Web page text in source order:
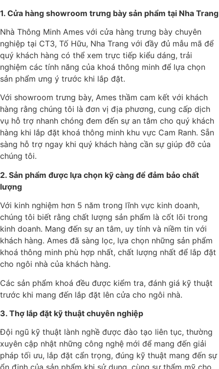
1. Cửa hàng showroom trưng bày sản phẩm tại Nha Trang
Nhà Thông Minh Ames với cửa hàng trưng bày chuyên
nghiệp tại CT3, Tố Hữu, Nha Trang với đầy đủ mẫu mã để
quý khách hàng có thể xem trực tiếp kiểu dáng, trải
nghiệm các tính năng của khoá thông minh để lựa chọn
sản phẩm ưng ý trước khi lắp đặt.
Với showroom trưng bày, Ames thầm cam kết với khách
hàng rằng chúng tôi là đơn vị địa phương, cung cấp dịch
vụ hỗ trợ nhanh chóng đem đến sự an tâm cho quý khách
hàng khi lắp đặt khoá thông minh khu vực Cam Ranh. Sẵn
sàng hỗ trợ ngay khi quý khách hàng cần sự giúp đỡ của
chúng tôi.
2. Sản phẩm được lựa chọn kỹ càng để đảm bảo chất
lượng
Với kinh nghiệm hơn 5 năm trong lĩnh vực kinh doanh,
chúng tôi biết rằng chất lượng sản phẩm là cốt lõi trong
kinh doanh. Mang đến sự an tâm, uy tính và niềm tin với
khách hàng. Ames đã sàng lọc, lựa chọn những sản phẩm
khoá thông minh phù hợp nhất, chất lượng nhất để lắp đặt
cho ngôi nhà của khách hàng.
Các sản phẩm khoá đều được kiểm tra, đánh giá kỹ thuật
trước khi mang đến lắp đặt lên cửa cho ngôi nhà.
3. Thợ lắp đặt kỹ thuật chuyên nghiệp
Đội ngũ kỹ thuật lành nghề được đào tạo liên tục, thường
xuyên cập nhật những công nghệ mới để mang đến giải
pháp tối ưu, lắp đặt cẩn trọng, đúng kỹ thuật mang đến sự